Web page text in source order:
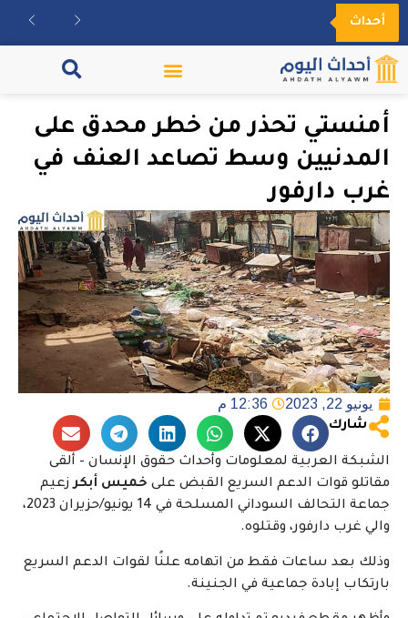
أحداث
أمنستي تحذر من خطر محدق على
المدنيين وسط تصاعد العنف في
غرب دارفور
يونيو 22, 2023 12:36 م
شارك
الشبكة العربية لمعلومات وأحداث حقوق الإنسان – ألقى
مقاتلو قوات الدعم السريع القبض على خميس أبكرزعيم
جماعة التحالف السوداني المسلحة في 14 يونيو/حزيران 2023،
والي غرب دارفور، وقتلوه.
وذلك بعد ساعات فقط من اتهامه علنًا لقوات الدعم السريع
بارتكاب إبادة جماعية في الجنينة.